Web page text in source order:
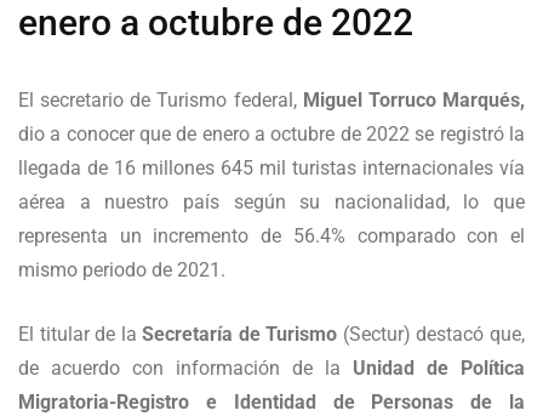
enero a octubre de 2022
El secretario de Turismo federal, Miguel Torruco Marqués,
dio a conocer que de enero a octubre de 2022 se registró la
llegada de 16 millones 645 mil turistas internacionales vía
aérea a nuestro país según su nacionalidad, lo que
representa un incremento de 56.4% comparado con el
mismo periodo de 2021.
El titular de laSecretaría de Turismo (Sectur) destacó que,
de acuerdo con información de la Unidad de Política
Migratoria-Registro e Identidad de Personas de la